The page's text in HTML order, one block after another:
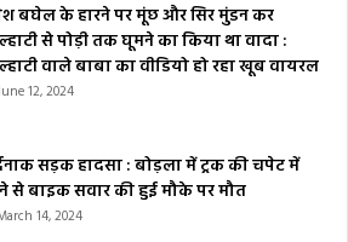
बघेल के हारने पर मूंछ और सिर मुंडन कर
से पोड़ी तक घूमने का किया था वादा :
वाले बाबा का वीडियो हो रहा खूब वायरल
12, 2024
सड़क हादसा : बोड़ला में ट्रक की चपेट में
से बाइक सवार की हुई मौके पर मौत
14, 2024